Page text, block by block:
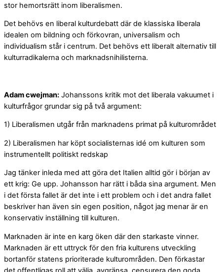
stor hemortsrätt inom liberalismen.
Det behövs en liberal kulturdebatt där de klassiska liberala
idealen om bildning och förkovran, universalism och
individualism står i centrum. Det behövs ett liberalt alternativ till
kulturradikalerna och marknadsnihilisterna.
Adam cwejman: Johanssons kritik mot det liberala vakuumet i
kulturfrågor grundar sig på två argument:
1) Liberalismen utgår från marknadens primat på kulturområdet
2) Liberalismen har köpt socialisternas idé om kulturen som
instrumentellt politiskt redskap
Jag tänker inleda med att göra det Italien alltid gör i början av
ett krig: Ge upp. Johansson har rätt i båda sina argument. Men
i det första fallet är det inte i ett problem och i det andra fallet
beskriver han även sin egen position, något jag menar är en
konservativ inställning till kulturen.
Marknaden är inte en karg öken där den starkaste vinner.
Marknaden är ett uttryck för den fria kulturens utveckling
bortanför statens prioriterade kulturområden. Den förkastar